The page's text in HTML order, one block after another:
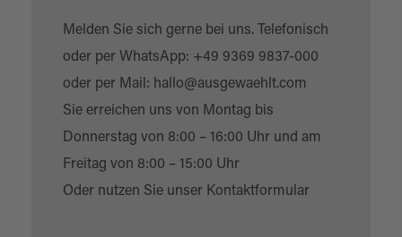
Melden Sie sich gerne bei uns. Telefonisch
oder per WhatsApp: +49 9369 9837-000
oder per Mail: hallo@ausgewaehlt.com
Sie erreichen uns von Montag bis
Donnerstag von 8:00 – 16:00 Uhr und am
Freitag von 8:00 – 15:00 Uhr
Oder nutzen Sie unser Kontaktformular